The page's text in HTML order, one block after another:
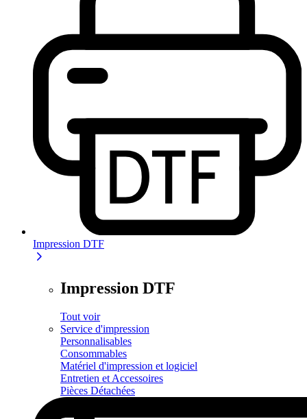
Impression DTF
Impression DTF
Tout voir
Service d'impression
Personnalisables
Consommables
Matériel d'impression et logiciel
Entretien et Accessoires
Pièces Détachées